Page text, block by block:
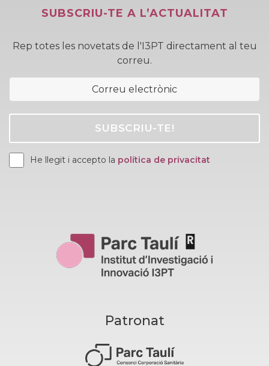
Patronat
SUBSCRIU-TE A L’ACTUALITAT
Rep totes les novetats de l'I3PT directament al teu
correu.
He llegit i accepto la política de privacitat